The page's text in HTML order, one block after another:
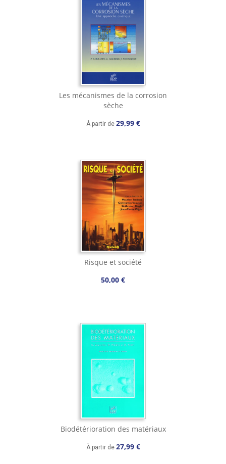
Les mécanismes de la corrosion
sèche
À partir de 29,99 €
Risque et société
50,00 €
Biodétérioration des matériaux
À partir de 27,99 €